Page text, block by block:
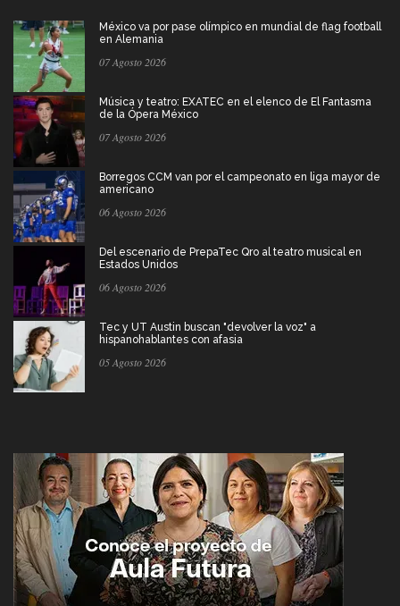
México va por pase olímpico en mundial de flag football
en Alemania
07 Agosto 2026
Música y teatro: EXATEC en el elenco de El Fantasma
de la Ópera México
07 Agosto 2026
Borregos CCM van por el campeonato en liga mayor de
americano
06 Agosto 2026
Del escenario de PrepaTec Qro al teatro musical en
Estados Unidos
06 Agosto 2026
Tec y UT Austin buscan "devolver la voz" a
hispanohablantes con afasia
05 Agosto 2026